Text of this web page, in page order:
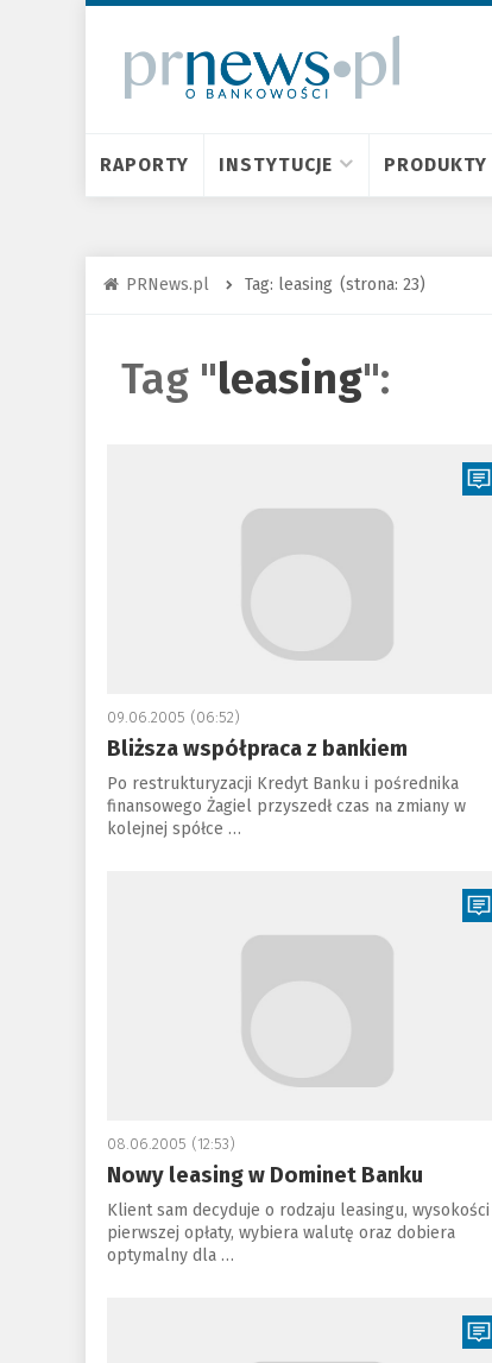
RAPORTY INSTYTUCJE PRODUKTY
PRNews.pl Tag: leasing (strona: 23)
Tag "leasing":
09.06.2005 (06:52)
Bliższa współpraca z bankiem
Po restrukturyzacji Kredyt Banku i pośrednika
finansowego Żagiel przyszedł czas na zmiany w
kolejnej spółce …
08.06.2005 (12:53)
Nowy leasing w Dominet Banku
Klient sam decyduje o rodzaju leasingu, wysokości
pierwszej opłaty, wybiera walutę oraz dobiera
optymalny dla …